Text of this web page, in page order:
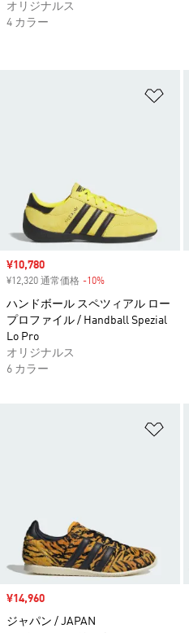
セール価格
¥10,780
¥12,320 通常価格 -10%
ハンドボール スペツィアル ロー
プロファイル / Handball Spezial
Lo Pro
オリジナルス
6 カラー
セール価格
¥14,960
ジャパン / JAPAN
オリジナルス
4 カラー